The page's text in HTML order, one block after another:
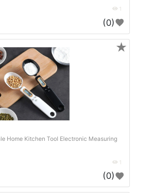
1
(0)
Home Kitchen Tool Electronic Measuring
1
(0)
★